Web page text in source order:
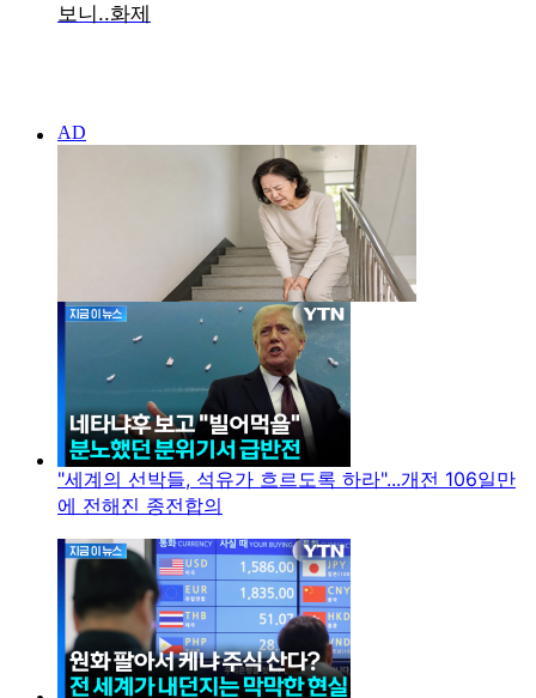
"세계의 선박들, 석유가 흐르도록 하라"...개전 106일만
에 전해진 종전합의